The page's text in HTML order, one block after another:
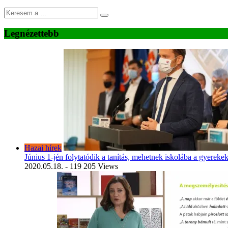
Legnézettebb
Hazai hírek
Június 1-jén folytatódik a tanítás, mehetnek iskolába a gyerekek
2020.05.18. - 119 205 Views